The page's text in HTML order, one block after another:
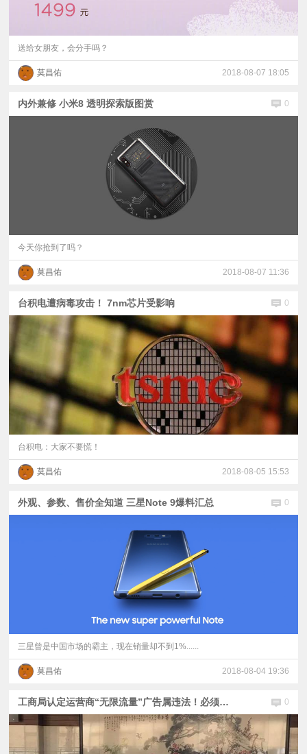
送给女朋友，会分手吗？
莫昌佑 2018-08-07 18:05
内外兼修 小米8 透明探索版图赏 0
今天你抢到了吗？
莫昌佑 2018-08-07 11:36
台积电遭病毒攻击！ 7nm芯片受影响 0
台积电：大家不要慌！
莫昌佑 2018-08-05 15:53
外观、参数、售价全知道 三星Note 9爆料汇总 0
三星曾是中国市场的霸主，现在销量却不到1%......
莫昌佑 2018-08-04 19:36
工商局认定运营商“无限流量”广告属违法！必须立即停止 0